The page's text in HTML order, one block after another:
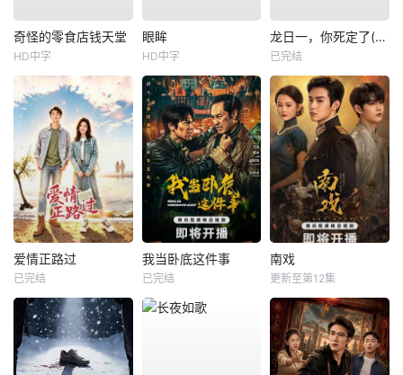
奇怪的零食店钱天堂
HD中字
眼眸
HD中字
龙日一，你死定了(短剧)
已完结
爱情正路过
已完结
我当卧底这件事
已完结
南戏
更新至第12集